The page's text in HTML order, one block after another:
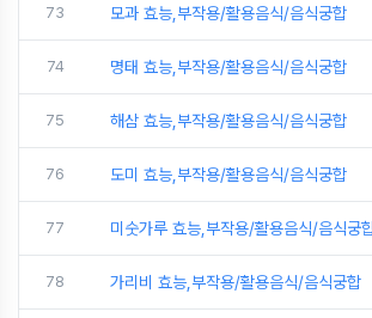
73 모과 효능,부작용/활용음식/음식궁합
74 명태 효능,부작용/활용음식/음식궁합
75 해삼 효능,부작용/활용음식/음식궁합
76 도미 효능,부작용/활용음식/음식궁합
77 미숫가루 효능,부작용/활용음식/음식궁
78 가리비 효능,부작용/활용음식/음식궁합